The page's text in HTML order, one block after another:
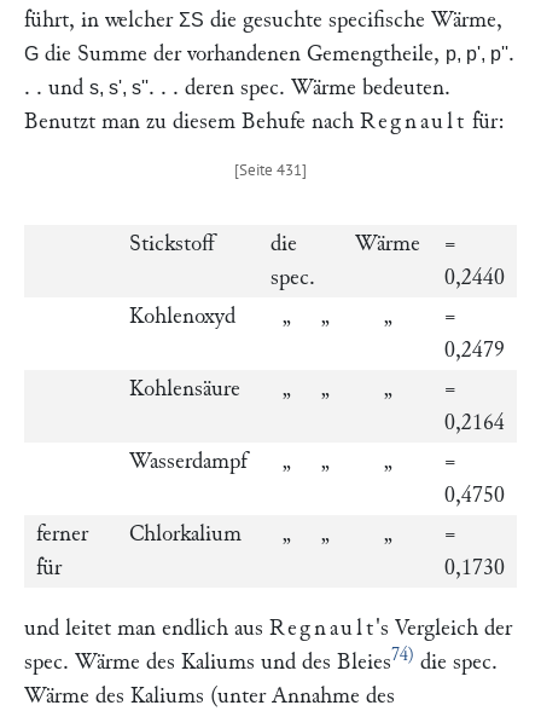
führt, in welcher ΣS die gesuchte specifische Wärme,
G die Summe der vorhandenen Gemengtheile, p, p', p''.
. . und s, s', s''. . . deren spec. Wärme bedeuten.
Benutzt man zu diesem Behufe nach Regnault für:
Stickstoff
die
spec.
Wärme
=
0,2440
Kohlenoxyd
„ „ „
=
0,2479
Kohlensäure
„ „ „
=
0,2164
Wasserdampf
„ „ „
=
0,4750
ferner
für
Chlorkalium „ „ „
=
0,1730
und leitet man endlich aus Regnault's Vergleich der
spec. Wärme des Kaliums und des Bleies74) die spec.
Wärme des Kaliums (unter Annahme des